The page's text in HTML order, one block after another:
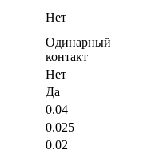
Нет
Одинарный
контакт
Нет
Да
0.04
0.025
0.02